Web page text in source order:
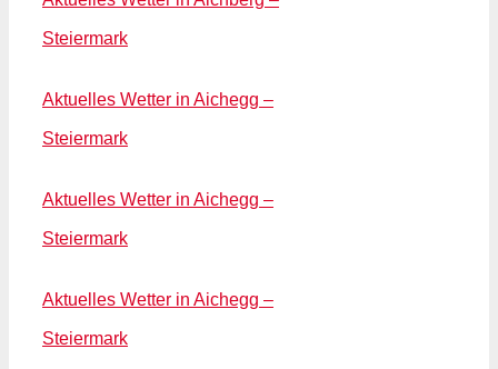
Steiermark
Aktuelles Wetter in Aichegg –
Steiermark
Aktuelles Wetter in Aichegg –
Steiermark
Aktuelles Wetter in Aichegg –
Steiermark